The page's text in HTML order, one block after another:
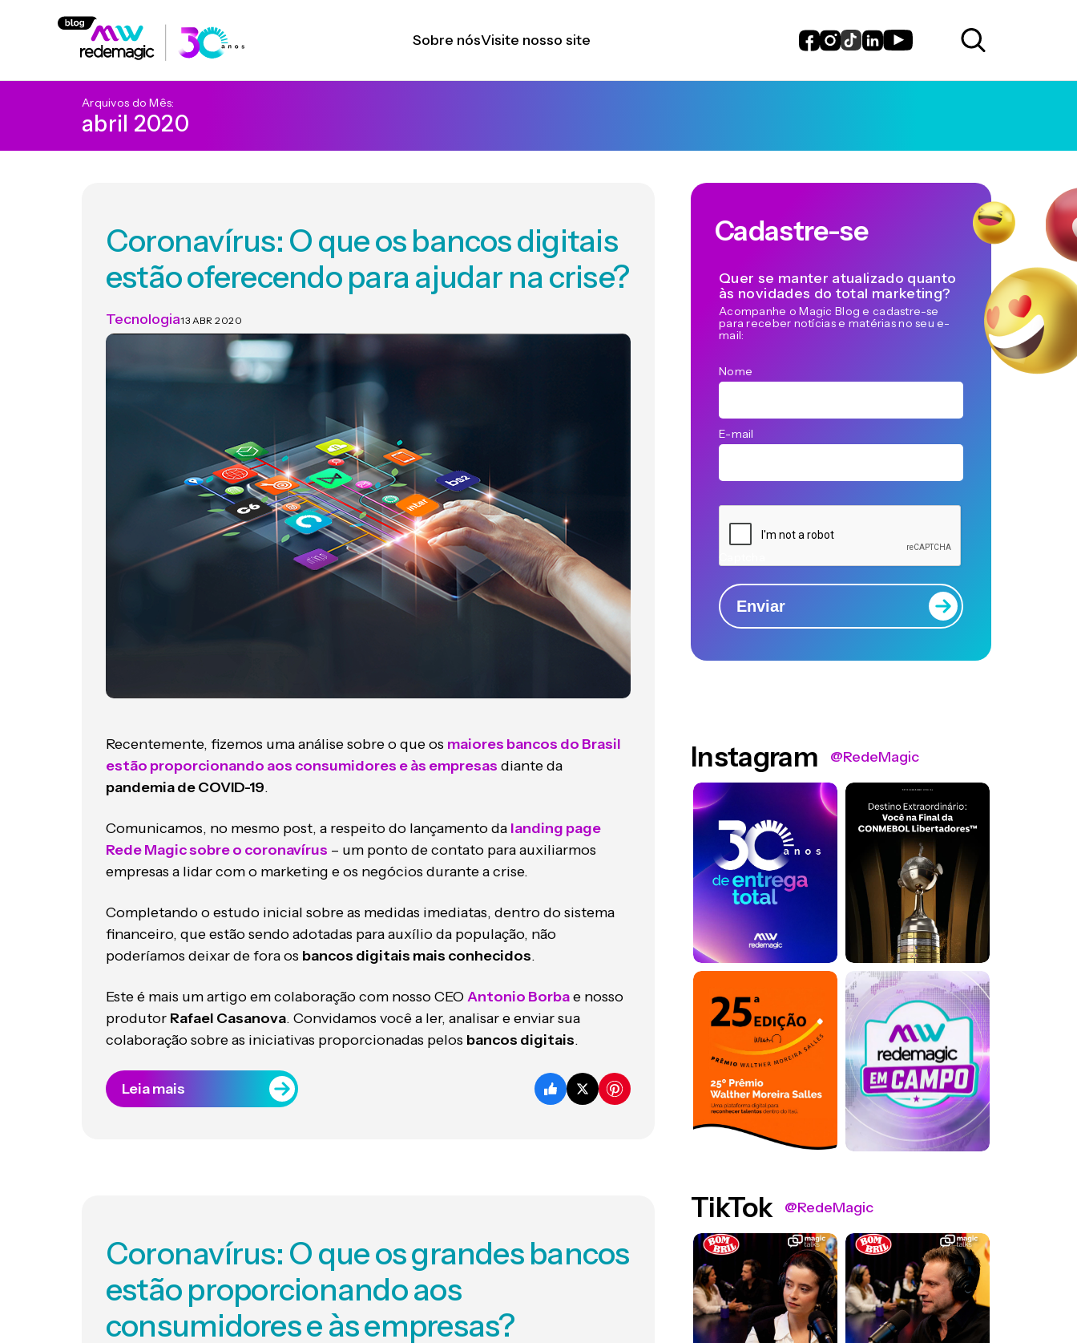
Sobre nósVisite nosso site
Arquivos do Mês:
abril 2020
Coronavírus: O que os bancos digitais
estão oferecendo para ajudar na crise?
Tecnologia13 ABR 2020
Recentemente, fizemos uma análise sobre o que os maiores bancos do Brasil
estão proporcionando aos consumidores e às empresas diante da
pandemia de COVID-19.
Comunicamos, no mesmo post, a respeito do lançamento da landing page
Rede Magic sobre o coronavírus – um ponto de contato para auxiliarmos
empresas a lidar com o marketing e os negócios durante a crise.
Completando o estudo inicial sobre as medidas imediatas, dentro do sistema
financeiro, que estão sendo adotadas para auxílio da população, não
poderíamos deixar de fora os bancos digitais mais conhecidos.
Este é mais um artigo em colaboração com nosso CEO Antonio Borbae nosso
produtor Rafael Casanova. Convidamos você a ler, analisar e enviar sua
colaboração sobre as iniciativas proporcionadas pelos bancos digitais.
Leia mais
Coronavírus: O que os grandes bancos
estão proporcionando aos
consumidores e às empresas?
Cadastre-se
Quer se manter atualizado quanto
às novidades do total marketing?
Acompanhe o Magic Blog e cadastre-se
para receber notícias e matérias no seu e-
mail:
Nome
E-mail
Enviar
Instagram @RedeMagic
TikTok @RedeMagic